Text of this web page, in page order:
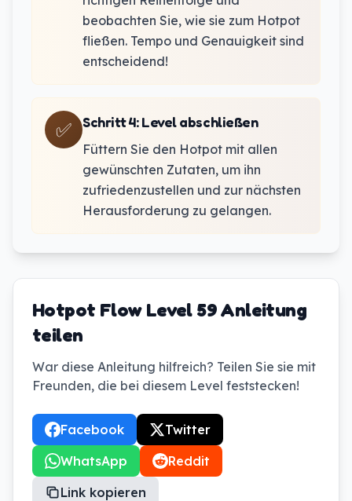
beobachten Sie, wie sie zum Hotpot
fließen. Tempo und Genauigkeit sind
entscheidend!
✅ Schritt 4:Level abschließen
Füttern Sie den Hotpot mit allen
gewünschten Zutaten, um ihn
zufriedenzustellen und zur nächsten
Herausforderung zu gelangen.
Hotpot Flow Level 59 Anleitung
teilen
War diese Anleitung hilfreich? Teilen Sie sie mit
Freunden, die bei diesem Level feststecken!
Facebook
Twitter
WhatsApp
Reddit
Link kopieren